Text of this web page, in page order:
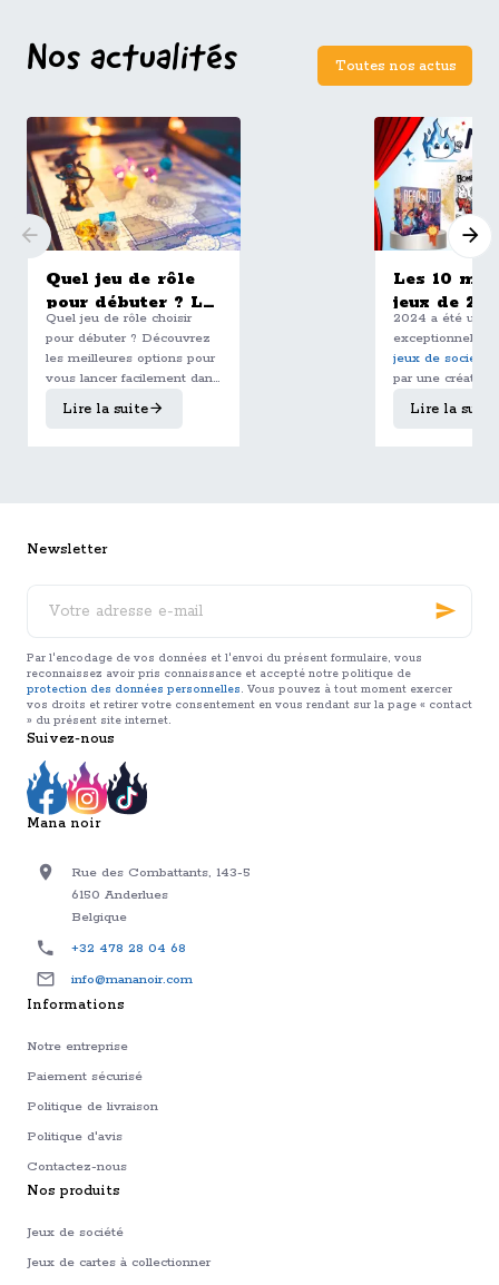
Nos actualités Toutes nos actus
Quel jeu de rôle
pour débuter ? Le
guide complet
pour bien choisir
son premier JDR
Quel jeu de rôle choisir
pour débuter ? Découvrez
les meilleures options pour
vous lancer facilement dans
le JDR, de Dungeons &
Dragons à L’Appel de
Lire la suite
Les 10
jeux de
selon
2024 a été une
exceptionnelle
jeux de société
par une
multitude de
marqué l’année !
Lire la suite
Dungeons &
50 ans
Découvrez l’histoire
fascinante deDungeons &
Dragons, lejeu de rôle
mythique qui célèbre ses
50 ansen 2024. De sa
son impact culturel mondial,
plongez dans l’héritage d’un
jeu qui continue d’inspirer
des millions de joueurs.
Lire la suite
Newsletter
adresse
mail
Par l'encodage de vos données et l'envoi du présent formulaire, vous
reconnaissez avoir pris connaissance et accepté notre politique de
protection des données personnelles. Vous pouvez à tout moment exercer
vos droits et retirer votre consentement en vous rendant sur la page « contact
» du présent site internet.
Suivez-nous
Mana noir
Rue des Combattants, 143-5
6150 Anderlues
Belgique
+32 478 28 04 68
info@mananoir.com
Informations
Notre entreprise
Paiement sécurisé
Politique de livraison
Politique d'avis
Contactez-nous
Nos produits
Jeux de société
Jeux de cartes à collectionner